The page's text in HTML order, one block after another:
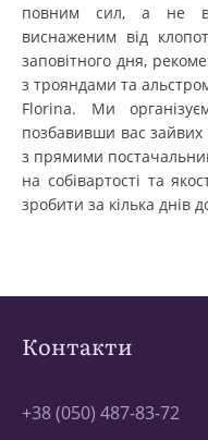
повним сил, а не
виснаженим від
заповітного дня,
з трояндами та
Florina. Ми
позбавивши вас
з прямими
на собівартості та
зробити за кілька днів
Контакти
+38 (050) 487-83-72